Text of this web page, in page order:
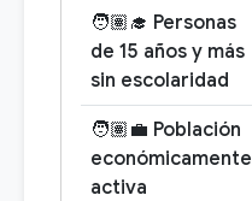
🧑🏽‍🎓 Personas
de 15 años y más
sin escolaridad
🧑🏽‍💼 Población
económicamente
activa